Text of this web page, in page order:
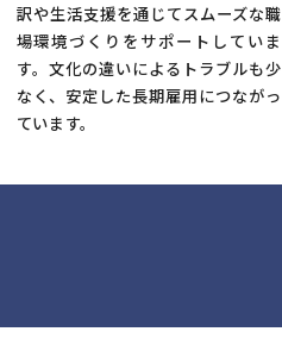
訳や生活支援を通じてスムーズな職
場環境づくりをサポートしていま
す。文化の違いによるトラブルも少
なく、安定した長期雇用につながっ
ています。